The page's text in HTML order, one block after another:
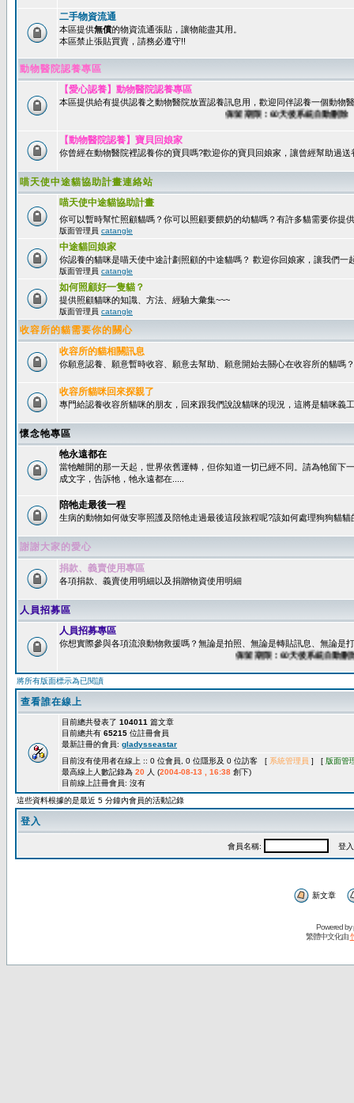
二手物資流通
本區提供無償的物資流通張貼，讓物能盡其用。
本區禁止張貼買賣，請務必遵守!!
動物醫院認養專區
【愛心認養】動物醫院認養專區
本區提供給有提供認養之動物醫院放置認養訊息用，歡迎同伴認養一個動物
保留期限：60天後系統自動刪除
【動物醫院認養】寶貝回娘家
你曾經在動物醫院裡認養你的寶貝嗎?歡迎你的寶貝回娘家，讓曾經幫助過
喵天使中途貓協助計畫連絡站
喵天使中途貓協助計畫
你可以暫時幫忙照顧貓嗎？你可以照顧要餵奶的幼貓嗎？有許多貓需要你提
版面管理員 catangle
中途貓回娘家
你認養的貓咪是喵天使中途計劃照顧的中途貓嗎？ 歡迎你回娘家，讓我們一
版面管理員 catangle
如何照顧好一隻貓？
提供照顧貓咪的知識、方法、經驗大彙集~~~
版面管理員 catangle
收容所的貓需要你的關心
收容所的貓相關訊息
你願意認養、願意暫時收容、願意去幫助、願意開始去關心在收容所的貓嗎？
收容所貓咪回來探親了
專門給認養收容所貓咪的朋友，回來跟我們說說貓咪的現況，這將是貓咪義
懷念牠專區
牠永遠都在
當牠離開的那一天起，世界依舊運轉，但你知道一切已經不同。請為牠留下
成文字，告訴牠，牠永遠都在.....
陪牠走最後一程
生病的動物如何做安寧照護及陪牠走過最後這段旅程呢?該如何處理狗狗貓貓
謝謝大家的愛心
捐款、義賣使用專區
各項捐款、義賣使用明細以及捐贈物資使用明細
人員招募區
人員招募專區
你想實際參與各項流浪動物救援嗎？無論是拍照、無論是轉貼訊息、無論是
保留期限：60天後系統自動刪除
將所有版面標示為已閱讀
查看誰在線上
目前總共發表了 104011 篇文章
目前總共有 65215 位註冊會員
最新註冊的會員: gladysseastar
目前沒有使用者在線上 :: 0 位會員, 0 位隱形及 0 位訪客 [ 系統管理員 ] [ 版面管
最高線上人數記錄為 20 人 (2004-08-13 , 16:38 創下)
目前線上註冊會員: 沒有
這些資料根據的是最近 5 分鐘內會員的活動記錄
登入
會員名稱: 登入
新文章
Powered by
繁體中文化由